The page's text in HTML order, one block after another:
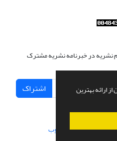
ارائه بهترین
نشریه در خبرنامه نشریه مشترک
اشتراک
و پیاده سازی از سیناوب